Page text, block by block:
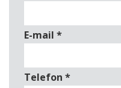
E-mail *
Telefon *